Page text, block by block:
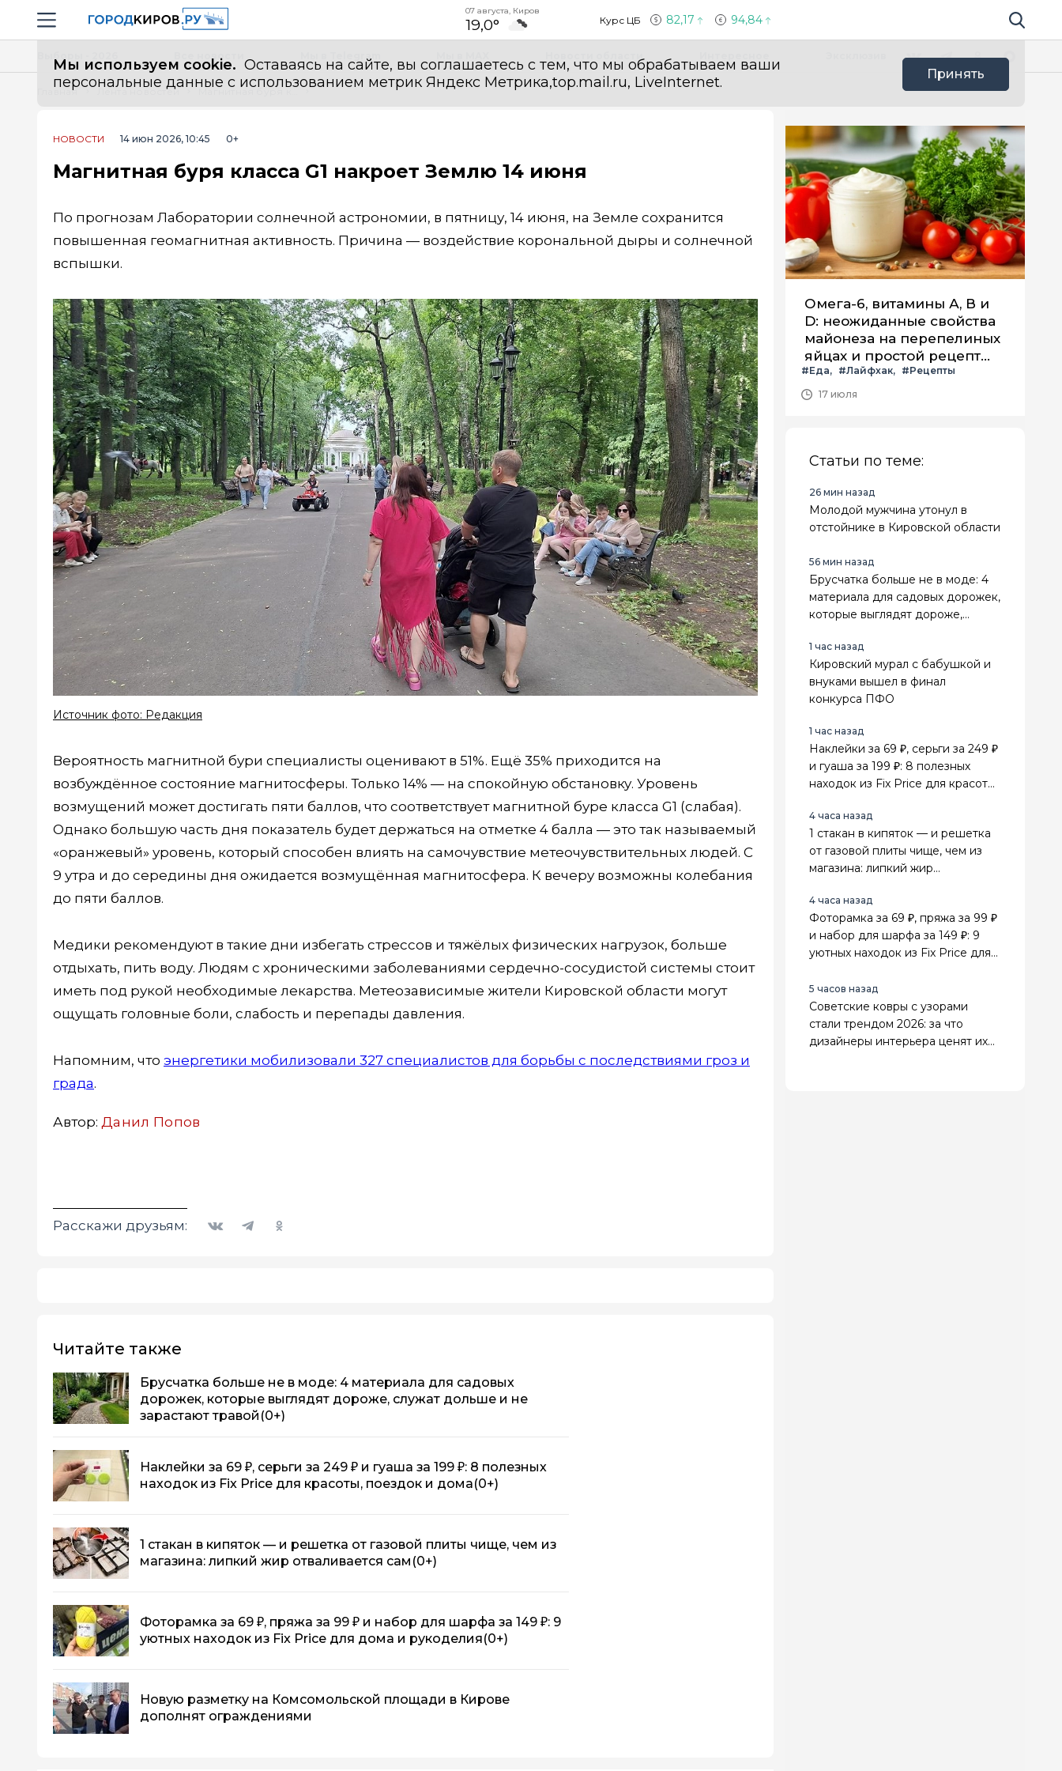
Навигация сайта
07 августа, Киров
19,0° Курс ЦБ 82,17 94,84 Поиск по
Мы используем cookie. Оставаясь на сайте, вы соглашаетесь с тем, что мы обрабатываем ваши
персональные данные с использованием метрик Яндекс Метрика,top.mail.ru, LiveInternet.
Принять
Все новости
Главная Лента новостей
НОВОСТИ 14 июн 2026, 10:45 0+
Магнитная буря класса G1 накроет Землю 14 июня
По прогнозам Лаборатории солнечной астрономии, в пятницу, 14 июня, на Земле сохранится
повышенная геомагнитная активность. Причина — воздействие корональной дыры и солнечной
вспышки.
Источник фото: Редакция
Вероятность магнитной бури специалисты оценивают в 51%. Ещё 35% приходится на
возбуждённое состояние магнитосферы. Только 14% — на спокойную обстановку. Уровень
возмущений может достигать пяти баллов, что соответствует магнитной буре класса G1 (слабая).
Однако большую часть дня показатель будет держаться на отметке 4 балла — это так называемый
«оранжевый» уровень, который способен влиять на самочувствие метеочувствительных людей. С
9 утра и до середины дня ожидается возмущённая магнитосфера. К вечеру возможны колебания
до пяти баллов.
Медики рекомендуют в такие дни избегать стрессов и тяжёлых физических нагрузок, больше
отдыхать, пить воду. Людям с хроническими заболеваниями сердечно-сосудистой системы стоит
иметь под рукой необходимые лекарства. Метеозависимые жители Кировской области могут
ощущать головные боли, слабость и перепады давления.
Напомним, что энергетики мобилизовали 327 специалистов для борьбы с последствиями гроз и
града.
Автор: Данил Попов
Расскажи друзьям:
Читайте также
Брусчатка больше не в моде: 4 материала для садовых
дорожек, которые выглядят дороже, служат дольше и не
зарастают травой (0+)
Наклейки за 69 ₽, серьги за 249 ₽ и гуаша за 199 ₽: 8 полезных
находок из Fix Price для красоты, поездок и дома(0+)
1 стакан в кипяток — и решетка от газовой плиты чище, чем из
магазина: липкий жир отваливается сам (0+)
Фоторамка за 69 ₽, пряжа за 99 ₽ и набор для шарфа за 149 ₽: 9
уютных находок из Fix Price для дома и рукоделия(0+)
Новую разметку на Комсомольской площади в Кирове
дополнят ограждениями
Омега-6, витамины А, В и
D: неожиданные свойства
майонеза на перепелиных
яйцах и простой рецепт
летнего салата с ним
#Еда #Лайфхак
#Рецепты
17 июля
Статьи по теме:
26 мин назад
Молодой мужчина утонул в
отстойнике в Кировской области
56 мин назад
Брусчатка больше не в моде: 4
материала для садовых дорожек,
которые выглядят дороже,
травой
1 час назад
Кировский мурал с бабушкой и
внуками вышел в финал
конкурса ПФО
1 час назад
Наклейки за 69 ₽, серьги за 249 ₽
и гуаша за 199 ₽: 8 полезных
находок из Fix Price для красоты,
4 часа назад
1 стакан в кипяток — и решетка
от газовой плиты чище, чем из
магазина: липкий жир
4 часа назад
Фоторамка за 69 ₽, пряжа за 99 ₽
и набор для шарфа за 149 ₽: 9
уютных находок из Fix Price для
5 часов назад
Советские ковры с узорами
стали трендом 2026: за что
дизайнеры интерьера ценят их